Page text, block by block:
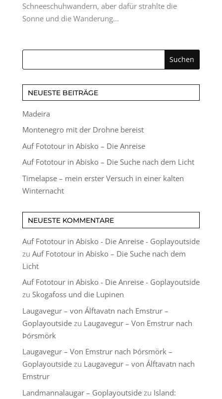
Schneeschuhwandern, aber dafür strahlte die
Sonne und die Wanderung...
NEUESTE BEITRÄGE
Madeira
Montenegro mit der Drohne bereist
Auf Fototour in Abisko – Die Anreise
Auf Fototour in Abisko – Die Suche nach dem Licht
Timelapse – mein erster Versuch in einer kalten
Winternacht
NEUESTE KOMMENTARE
Auf Fototour in Abisko - Die Anreise - Goplayoutside
zu Auf Fototour in Abisko – Die Suche nach dem
Licht
Auf Fototour in Abisko - Die Anreise - Goplayoutside
zu Skogafoss und die Lupinen
Laugavegur – von Álftavatn nach Emstrur –
Goplayoutsidezu Laugavegur – Von Emstrur nach
Þórsmörk
Laugavegur – Von Emstrur nach Þórsmörk –
Goplayoutsidezu Laugavegur – von Álftavatn nach
Emstrur
Landmannalaugar – Goplayoutsidezu Island: